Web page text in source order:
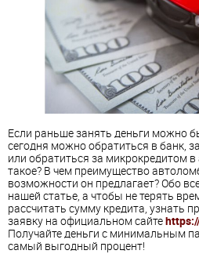
Если раньше занять деньги можно
сегодня можно обратиться в банк,
или обратиться за микрокредитом
такое? В чем преимущество
возможности он предлагает? Обо
нашей статье, а чтобы не терять
рассчитать сумму кредита, узнать
заявку на официальном сайте
Получайте деньги с минимальным
самый выгодный процент!